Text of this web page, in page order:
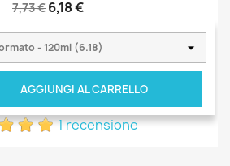
7,73 € 6,18 €
AGGIUNGI AL CARRELLO
1 recensione